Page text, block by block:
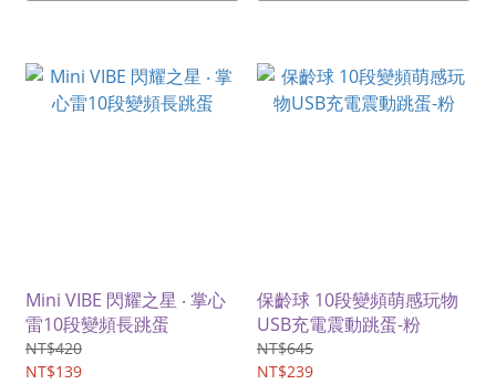
Mini VIBE 閃耀之星 ‧ 掌心
雷10段變頻長跳蛋
NT$420
NT$139
保齡球 10段變頻萌感玩物
USB充電震動跳蛋-粉
NT$645
NT$239